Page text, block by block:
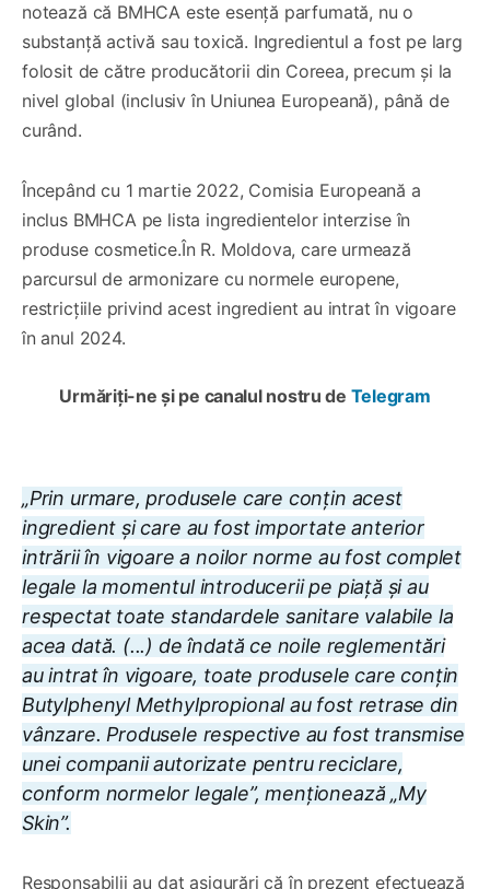
notează că BMHCA este esență parfumată, nu o
substanță activă sau toxică. Ingredientul a fost pe larg
folosit de către producătorii din Coreea, precum și la
nivel global (inclusiv în Uniunea Europeană), până de
curând.
Începând cu 1 martie 2022, Comisia Europeană a
inclus BMHCA pe lista ingredientelor interzise în
produse cosmetice.În R. Moldova, care urmează
parcursul de armonizare cu normele europene,
restricțiile privind acest ingredient au intrat în vigoare
în anul 2024.
Urmăriți-ne și pe canalul nostru de Telegram
„Prin urmare, produsele care conțin acest
ingredient și care au fost importate anterior
intrării în vigoare a noilor norme au fost complet
legale la momentul introducerii pe piață și au
respectat toate standardele sanitare valabile la
acea dată. (...) de îndată ce noile reglementări
au intrat în vigoare, toate produsele care conțin
Butylphenyl Methylpropional au fost retrase din
vânzare. Produsele respective au fost transmise
unei companii autorizate pentru reciclare,
conform normelor legale”, menționează „My
Skin”.
Responsabilii au dat asigurări că în prezent efectuează